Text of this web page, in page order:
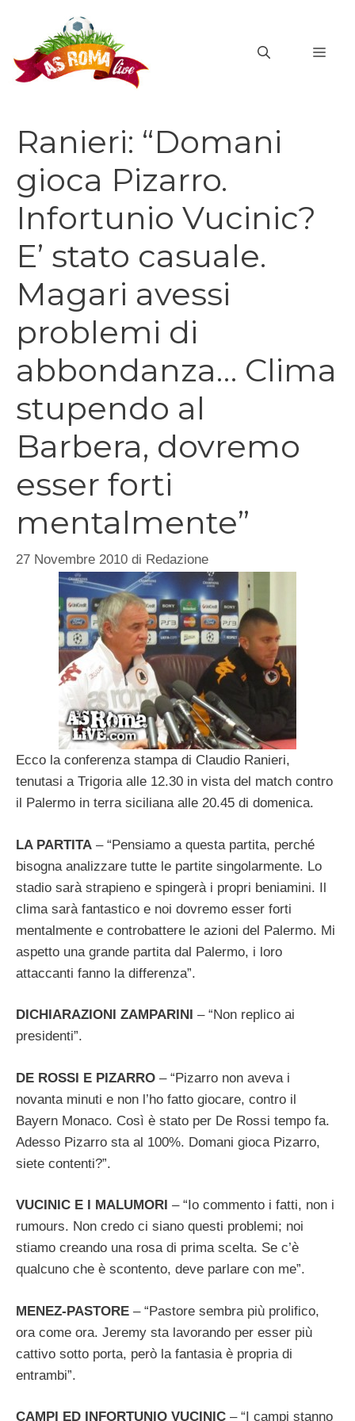
contenuto
Ranieri: “Domani
gioca Pizarro.
Infortunio Vucinic?
E’ stato casuale.
Magari avessi
problemi di
abbondanza… Clima
stupendo al
Barbera, dovremo
esser forti
mentalmente”
27 Novembre 2010 di Redazione
Ecco la conferenza stampa di Claudio Ranieri,
tenutasi a Trigoria alle 12.30 in vista del match contro
il Palermo in terra siciliana alle 20.45 di domenica.
LA PARTITA – “Pensiamo a questa partita, perché
bisogna analizzare tutte le partite singolarmente. Lo
stadio sarà strapieno e spingerà i propri beniamini. Il
clima sarà fantastico e noi dovremo esser forti
mentalmente e controbattere le azioni del Palermo. Mi
aspetto una grande partita dal Palermo, i loro
attaccanti fanno la differenza”.
DICHIARAZIONI ZAMPARINI
– “Non replico ai
presidenti”.
DE ROSSI E PIZARRO – “Pizarro non aveva i
novanta minuti e non l’ho fatto giocare, contro il
Bayern Monaco. Così è stato per De Rossi tempo fa.
Adesso Pizarro sta al 100%. Domani gioca Pizarro,
siete contenti?”.
VUCINIC E I MALUMORI – “Io commento i fatti, non i
rumours. Non credo ci siano questi problemi; noi
stiamo creando una rosa di prima scelta. Se c’è
qualcuno che è scontento, deve parlare con me”.
MENEZ-PASTORE – “Pastore sembra più prolifico,
ora come ora. Jeremy sta lavorando per esser più
cattivo sotto porta, però la fantasia è propria di
entrambi”.
CAMPI ED INFORTUNIO VUCINIC – “I campi stanno